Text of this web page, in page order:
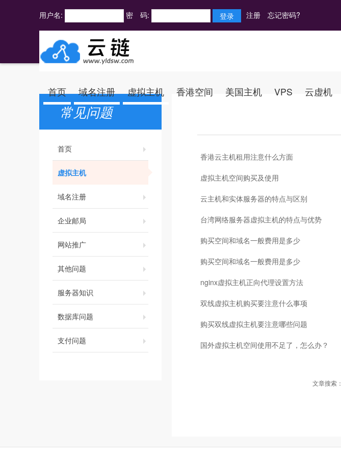
用户名: 密 码: 注册 忘记密码?
首页 域名注册 虚拟主机 香港空间 美国主机 VPS 云虚机
常见问题
首页
虚拟主机
域名注册
企业邮局
网站推广
其他问题
服务器知识
数据库问题
支付问题
香港云主机租用注意什么方面
虚拟主机空间购买及使用
云主机和实体服务器的特点与区别
台湾网络服务器虚拟主机的特点与优势
购买空间和域名一般费用是多少
购买空间和域名一般费用是多少
nginx虚拟主机正向代理设置方法
双线虚拟主机购买要注意什么事项
购买双线虚拟主机要注意哪些问题
国外虚拟主机空间使用不足了，怎么办？
文章搜索：